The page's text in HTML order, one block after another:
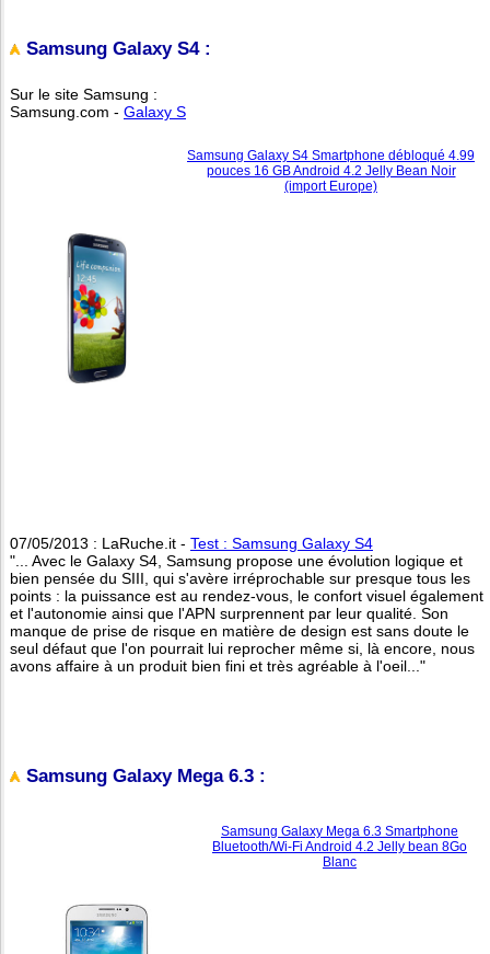
Samsung Galaxy S4 :
Sur le site Samsung :
Samsung.com - Galaxy S
Samsung Galaxy S4 Smartphone débloqué 4.99
pouces 16 GB Android 4.2 Jelly Bean Noir
(import Europe)
07/05/2013 : LaRuche.it - Test : Samsung Galaxy S4
"... Avec le Galaxy S4, Samsung propose une évolution logique et
bien pensée du SIII, qui s'avère irréprochable sur presque tous les
points : la puissance est au rendez-vous, le confort visuel également
et l'autonomie ainsi que l'APN surprennent par leur qualité. Son
manque de prise de risque en matière de design est sans doute le
seul défaut que l'on pourrait lui reprocher même si, là encore, nous
avons affaire à un produit bien fini et très agréable à l'oeil..."
Samsung Galaxy Mega 6.3 :
Samsung Galaxy Mega 6.3 Smartphone
Bluetooth/Wi-Fi Android 4.2 Jelly bean 8Go
Blanc